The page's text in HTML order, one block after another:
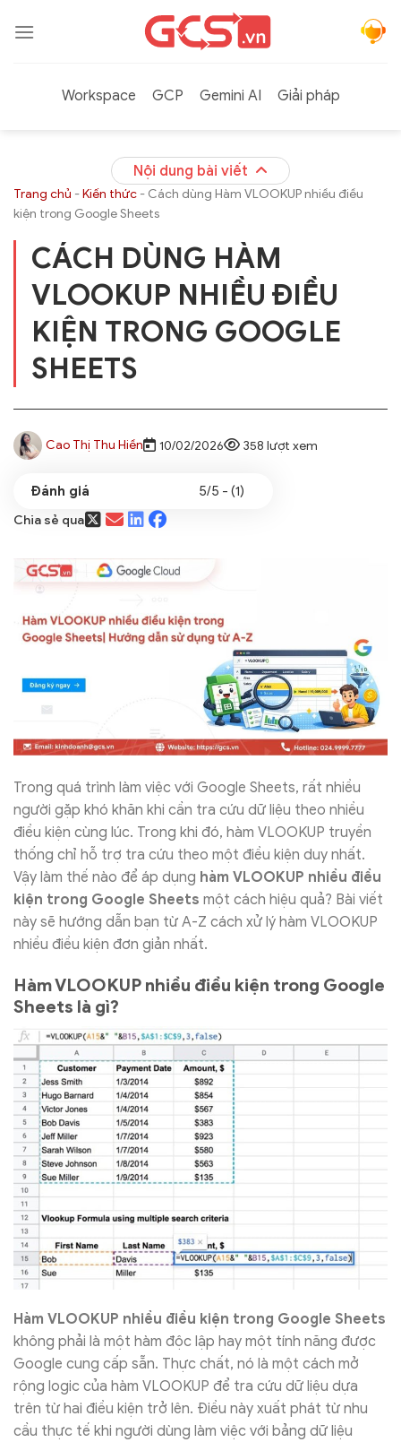
qua
Workspace
GCP Gemini AI Giải pháp
Nội dung bài viết
Trang chủ -Kiến thức - Cách dùng Hàm VLOOKUP nhiều điều
kiện trong Google Sheets
CÁCH DÙNG HÀM
VLOOKUP NHIỀU ĐIỀU
KIỆN TRONG GOOGLE
SHEETS
Cao Thị Thu Hiền 10/02/2026 358 lượt xem
5/5 - (1)
Chia sẻ qua
Trong quá trình làm việc với Google Sheets, rất nhiều
người gặp khó khăn khi cần tra cứu dữ liệu theo nhiều
điều kiện cùng lúc. Trong khi đó, hàm VLOOKUP truyền
thống chỉ hỗ trợ tra cứu theo một điều kiện duy nhất.
Vậy làm thế nào để áp dụng hàm VLOOKUP nhiều điều
kiện trong Google Sheets một cách hiệu quả? Bài viết
này sẽ hướng dẫn bạn từ A-Z cách xử lý hàm VLOOKUP
nhiều điều kiện đơn giản nhất.
Hàm VLOOKUP nhiều điều kiện trong Google
Sheets là gì?
Hàm VLOOKUP nhiều điều kiện trong Google Sheets
không phải là một hàm độc lập hay một tính năng được
Google cung cấp sẵn. Thực chất, nó là một cách mở
rộng logic của hàm VLOOKUP để tra cứu dữ liệu dựa
trên từ hai điều kiện trở lên. Điều này xuất phát từ nhu
cầu thực tế khi người dùng làm việc với bảng dữ liệu